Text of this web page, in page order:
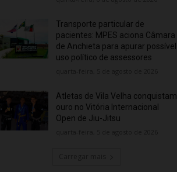
Transporte particular de
pacientes: MPES aciona Câmara
de Anchieta para apurar possível
uso político de assessores
Atletas de Vila Velha conquistam
ouro no Vitória Internacional
Open de Jiu-Jitsu